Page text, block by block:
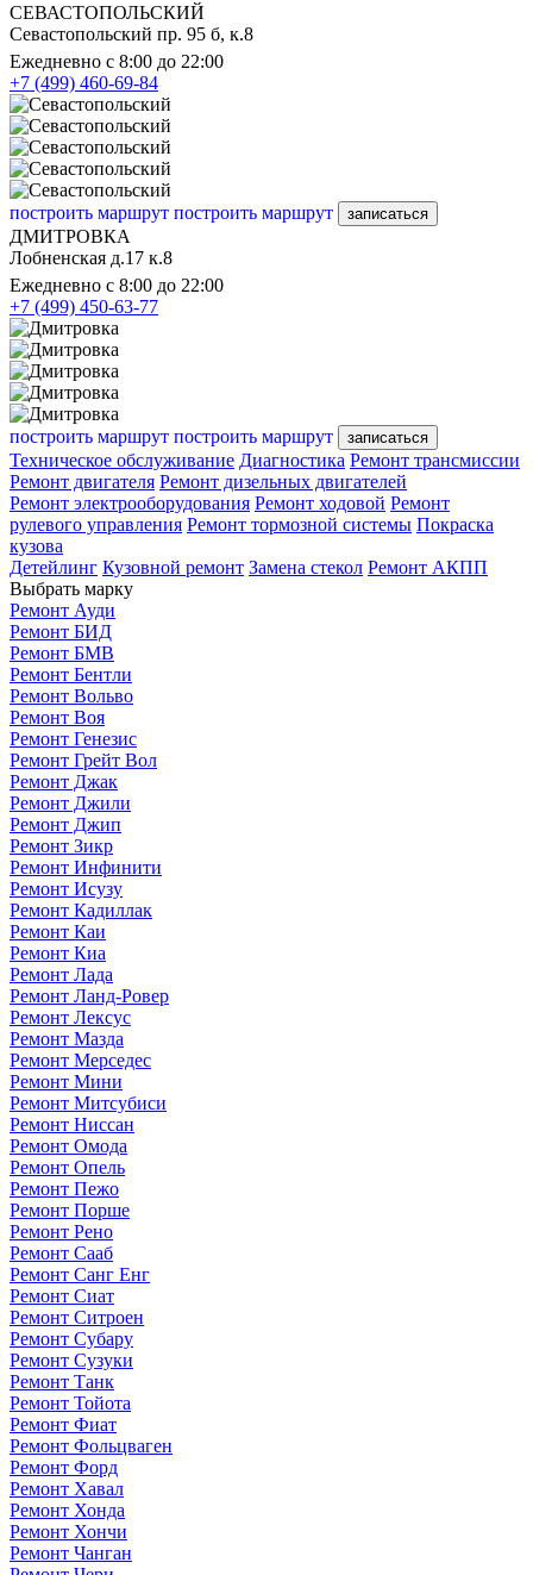
СЕВАСТОПОЛЬСКИЙ
Севастопольский пр. 95 б, к.8
Ежедневно с 8:00 до 22:00
+7 (499) 460-69-84
построить маршрут построить маршрут записаться
ДМИТРОВКА
Лобненская д.17 к.8
Ежедневно с 8:00 до 22:00
+7 (499) 450-63-77
построить маршрут построить маршрут записаться
Техническое обслуживание Диагностика Ремонт трансмиссии
Ремонт двигателя Ремонт дизельных двигателей
Ремонт электрооборудования Ремонт ходовой Ремонт
рулевого управления Ремонт тормозной системы Покраска
кузова
Детейлинг Кузовной ремонт Замена стекол Ремонт АКПП
Выбрать марку
Ремонт Ауди
Ремонт БИД
Ремонт БМВ
Ремонт Бентли
Ремонт Вольво
Ремонт Воя
Ремонт Генезис
Ремонт Грейт Вол
Ремонт Джак
Ремонт Джили
Ремонт Джип
Ремонт Зикр
Ремонт Инфинити
Ремонт Исузу
Ремонт Кадиллак
Ремонт Каи
Ремонт Киа
Ремонт Лада
Ремонт Ланд-Ровер
Ремонт Лексус
Ремонт Мазда
Ремонт Мерседес
Ремонт Мини
Ремонт Митсубиси
Ремонт Ниссан
Ремонт Омода
Ремонт Опель
Ремонт Пежо
Ремонт Порше
Ремонт Рено
Ремонт Сааб
Ремонт Санг Енг
Ремонт Сиат
Ремонт Ситроен
Ремонт Субару
Ремонт Сузуки
Ремонт Танк
Ремонт Тойота
Ремонт Фиат
Ремонт Фольцваген
Ремонт Форд
Ремонт Хавал
Ремонт Хонда
Ремонт Хончи
Ремонт Чанган